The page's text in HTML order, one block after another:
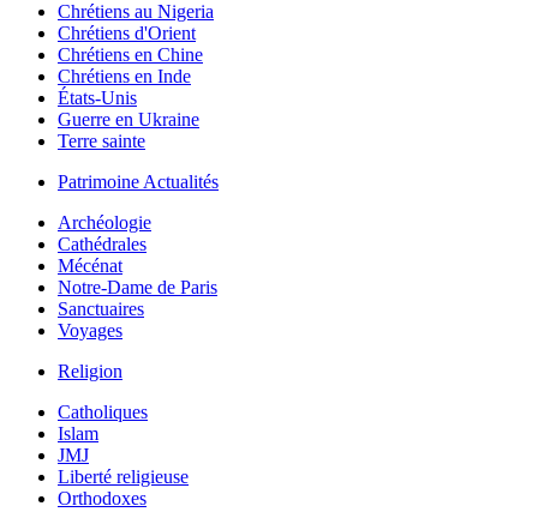
Chrétiens au Nigeria
Chrétiens d'Orient
Chrétiens en Chine
Chrétiens en Inde
États-Unis
Guerre en Ukraine
Terre sainte
Patrimoine Actualités
Archéologie
Cathédrales
Mécénat
Notre-Dame de Paris
Sanctuaires
Voyages
Religion
Catholiques
Islam
JMJ
Liberté religieuse
Orthodoxes